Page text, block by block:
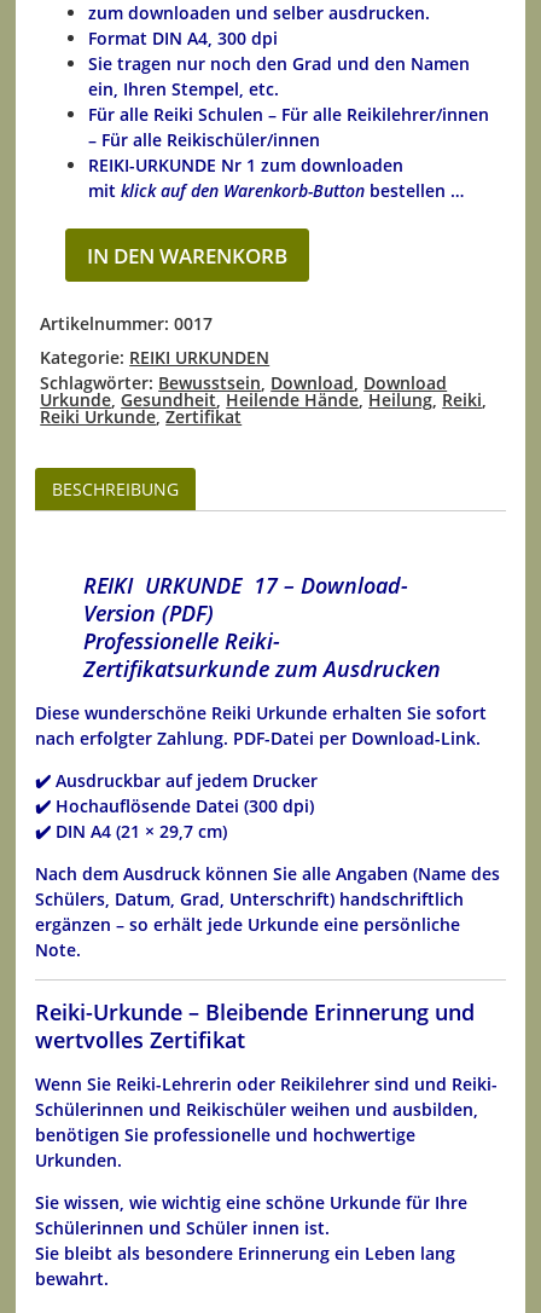
zum downloaden und selber ausdrucken.
Format DIN A4, 300 dpi
Sie tragen nur noch den Grad und den Namen
ein, Ihren Stempel, etc.
Für alle Reiki Schulen – Für alle Reikilehrer/innen
– Für alle Reikischüler/innen
REIKI-URKUNDE Nr 1 zum downloaden
mitklick auf den Warenkorb-Button bestellen …
IN DEN WARENKORB
Artikelnummer:0017
Kategorie: REIKI URKUNDEN
Schlagwörter: Bewusstsein, Download, Download
Urkunde,Gesundheit,Heilende Hände,Heilung,Reiki,
Reiki Urkunde,Zertifikat
BESCHREIBUNG
REIKI URKUNDE 17 – Download-
Version (PDF)
Professionelle Reiki-
Zertifikatsurkunde zum Ausdrucken
Diese wunderschöne Reiki Urkunde erhalten Sie sofort
nach erfolgter Zahlung. PDF-Datei per Download-Link.
✔️ Ausdruckbar auf jedem Drucker
✔️ Hochauflösende Datei (300 dpi)
✔️ DIN A4 (21 × 29,7 cm)
Nach dem Ausdruck können Sie alle Angaben (Name des
Schülers, Datum, Grad, Unterschrift) handschriftlich
ergänzen – so erhält jede Urkunde eine persönliche
Note.
Reiki-Urkunde – Bleibende Erinnerung und
wertvolles Zertifikat
Wenn Sie Reiki-Lehrerin oder Reikilehrersind und Reiki-
Schülerinnen und Reikischüler weihen und ausbilden,
benötigen Sie professionelle und hochwertige
Urkunden.
Sie wissen, wie wichtig eine schöne Urkunde für Ihre
Schülerinnen und Schüler innen ist.
Sie bleibt als besondere Erinnerungein Leben lang
bewahrt.